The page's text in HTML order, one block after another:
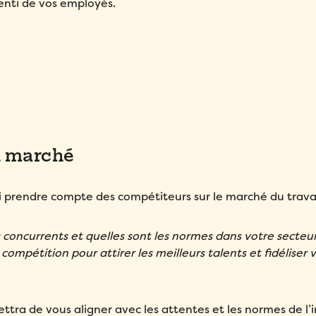
de vos employés.
marché
prendre compte des compétiteurs sur le marché du
et quelles sont les normes dans votre
pour attirer les meilleurs talents et fidéliser
de vous aligner avec les attentes et les normes de